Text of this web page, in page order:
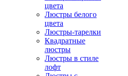
цвета
Люстры белого
цвета
Люстры-тарелки
Квадратные
люстры
Люстры в стиле
лофт